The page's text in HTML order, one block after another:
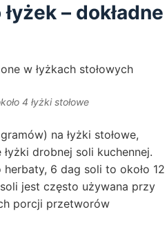
– dokładne
4 łyżki stołowe
na łyżki stołowe,
drobnej soli kuchennej.
6 dag soli to około 12
jest często używana przy
porcji przetworów